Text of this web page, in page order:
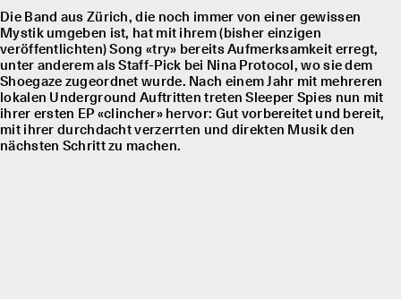
Die Band aus Zürich, die noch immer von einer gewissen
Mystik umgeben ist, hat mit ihrem (bisher einzigen
veröffentlichten) Song «try» bereits Aufmerksamkeit erregt,
unter anderem als Staff-Pick bei Nina Protocol, wo sie dem
Shoegaze zugeordnet wurde. Nach einem Jahr mit mehreren
lokalen Underground Auftritten treten Sleeper Spies nun mit
ihrer ersten EP «clincher» hervor: Gut vorbereitet und bereit,
mit ihrer durchdacht verzerrten und direkten Musik den
nächsten Schritt zu machen.